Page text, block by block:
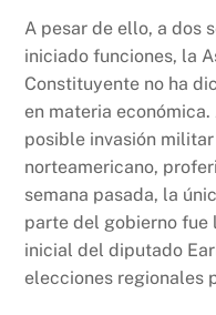
A pesar de ello, a dos
iniciado funciones, la
Constituyente no ha
en materia
posible invasión
norteamericano,
semana pasada, la
parte del gobierno fue
inicial del diputado
elecciones regionales